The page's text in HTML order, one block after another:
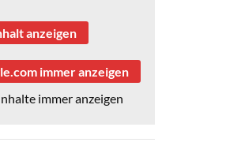
anzeigen
immer anzeigen
immer anzeigen